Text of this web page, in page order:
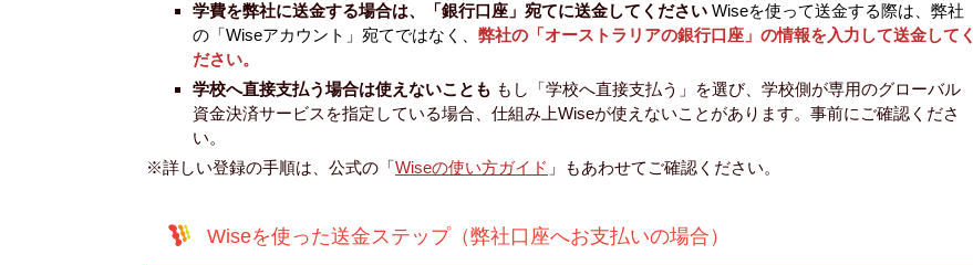
学費を弊社に送金する場合は、「銀行口座」宛てに送金してください Wiseを使って送金する際は、弊社
の「Wiseアカウント」宛てではなく、 弊社の「オーストラリアの銀行口座」の情報を入力して送金してく
ださい。
学校へ直接支払う場合は使えないことも もし「学校へ直接支払う」を選び、学校側が専用のグローバル
資金決済サービスを指定している場合、仕組み上Wiseが使えないことがあります。事前にご確認くださ
い。
※詳しい登録の手順は、公式の「Wiseの使い方ガイド 」もあわせてご確認ください。
Wiseを使った送金ステップ（弊社口座へお支払いの場合）